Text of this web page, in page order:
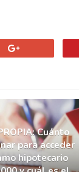
Cuánto
para acceder
hipotecario